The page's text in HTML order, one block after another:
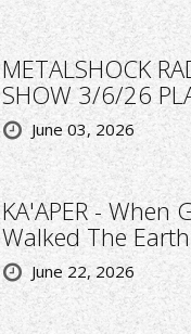
METALSHOCK
SHOW 3/6/26
June 03, 2026
KA'APER - When
Walked The Earth
June 22, 2026